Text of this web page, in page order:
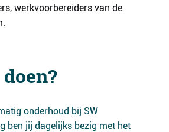
werkvoorbereiders van de
onderhoud bij SW
ben jij dagelijks bezig met het